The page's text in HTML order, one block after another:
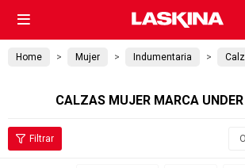

Home Mujer Indumentaria
CALZAS MUJER MARCA